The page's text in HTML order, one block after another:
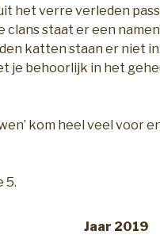
het verre verleden
clans staat er een
katten staan er niet
je behoorlijk in het
kom heel veel voor
5.
Jaar 2019